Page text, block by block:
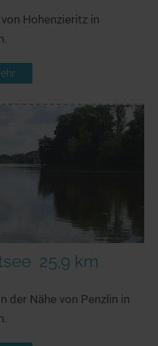
Hohenzieritz in
25,9 km
der Nähe von Penzlin in